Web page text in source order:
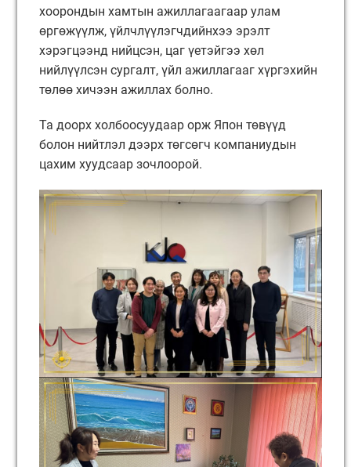
хоорондын хамтын ажиллагаагаар улам
өргөжүүлж, үйлчлүүлэгчдийнхээ эрэлт
хэрэгцээнд нийцсэн, цаг үетэйгээ хөл
нийлүүлсэн сургалт, үйл ажиллагааг хүргэхийн
төлөө хичээн ажиллах болно.
Та доорх холбоосуудаар орж Япон төвүүд
болон нийтлэл дээрх төгсөгч компаниудын
цахим хуудсаар зочлоорой.